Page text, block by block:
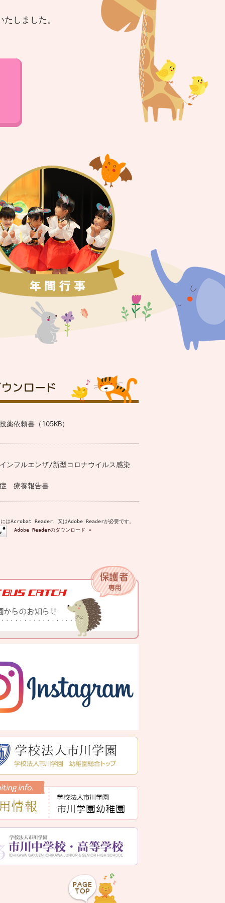
しました。
投薬依頼書（105KB）
インフルエンザ/新型コロナウイルス感染
症 療養報告書
にはAcrobat Reader、又はAdobe Readerが必要です。
Adobe Readerのダウンロード »